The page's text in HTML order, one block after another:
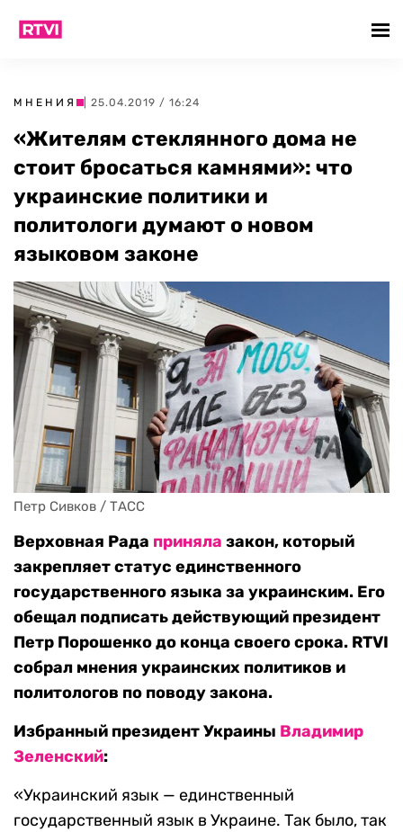
МНЕНИЯ | 25.04.2019 / 16:24
«Жителям стеклянного дома не
стоит бросаться камнями»: что
украинские политики и
политологи думают о новом
языковом законе
Петр Сивков / ТАСС
Верховная Рада приняла закон, который
закрепляет статус единственного
государственного языка за украинским. Его
обещал подписать действующий президент
Петр Порошенко до конца своего срока. RTVI
собрал мнения украинских политиков и
политологов по поводу закона.
Избранный президент Украины Владимир
Зеленский:
«Украинский язык — единственный
государственный язык в Украине. Так было, так